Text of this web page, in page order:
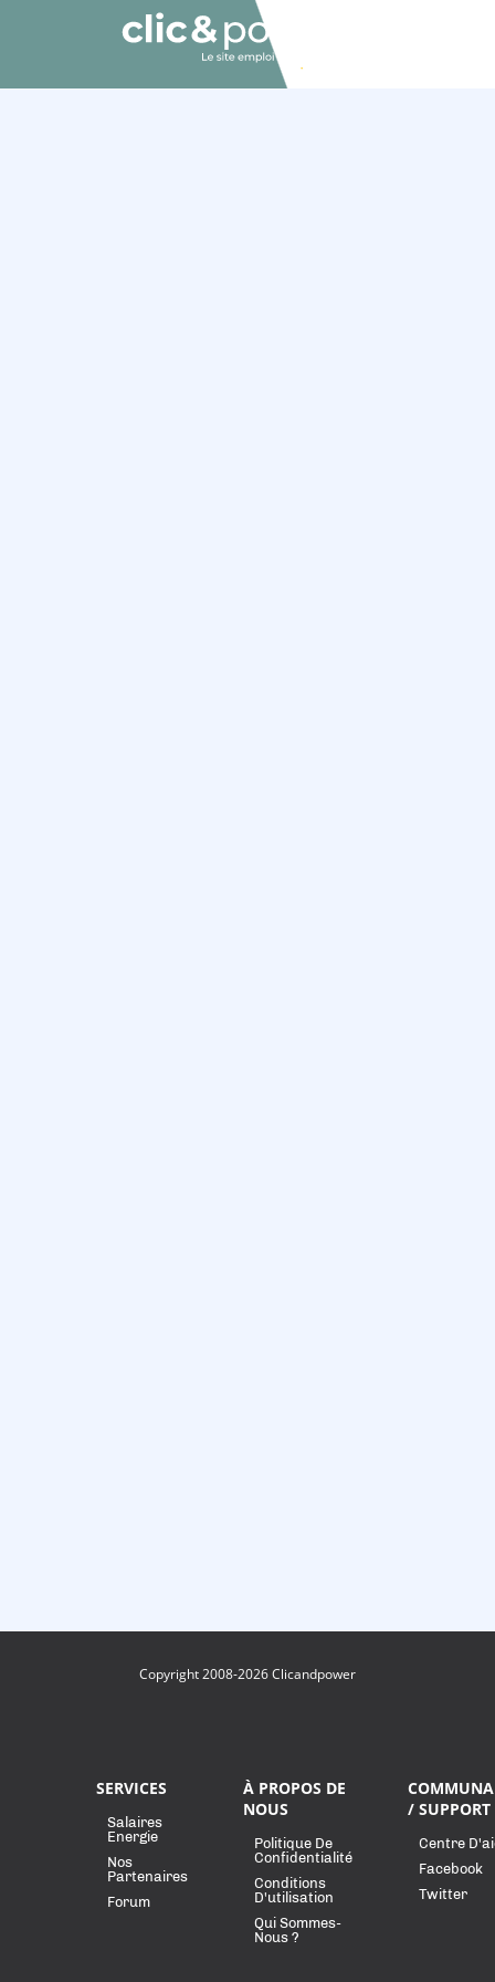
Copyright 2008-2026 Clicandpower
SERVICES
Salaires
Energie
Nos
Partenaires
Forum
À PROPOS DE
NOUS
Politique De
Confidentialité
Conditions
D'utilisation
Qui Sommes-
Nous ?
/ SUPPORT
Centre
Facebook
Twitter